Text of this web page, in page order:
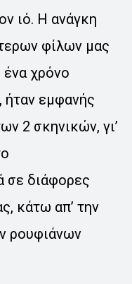
ιό. Η ανάγκη
φίλων μας
ένα χρόνο
εμφανής
2 σκηνικών, γι’
σε διάφορες
κάτω απ’ την
ρουφιάνων